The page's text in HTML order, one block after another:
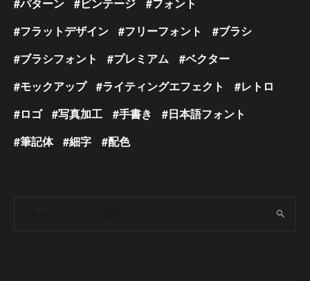
フラットデザイン
フリーフォント
ブラシ
ブラシフォント
プレミアム
ベクター
モックアップ
ライティングエフェクト
レトロ
ロゴ
写真加工 手書き
日本語フォント
筆記体
細字 配色